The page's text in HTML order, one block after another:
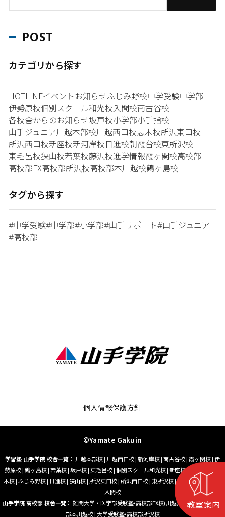
教室案内
POST
カテゴリから探す
HOTLINEイベントお知らせふじみ野校中学受験中学部
伊勢原校個別スクール和光校入間校南古谷校
各校舎からのお知らせ坂戸校小学部小手指校
山手ジュニア川越本部校川越西口校志木校所沢東口校
所沢西口校新座校新河岸校日進校朝霞台校東所沢校
東毛呂校狭山校若葉校藤沢校進学情報霞ヶ関校高校部
高校部EX高校部所沢校高校部本川越校鶴ヶ島校
タグから探す
#中学受験#中学部#小学部#山手サポート#山手ジュニア
#高校部
個人情報保護方針
©Yamate Gakuin
学習塾 山手学院 校舎一覧： 川越本部校| 川越西口校|新河岸校|南古谷校| 霞ヶ関校|伊
勢原校|鶴ヶ島校|若葉校|坂戸校| 東毛呂校|個別スクール和光校|新座校|
木校|ふじみ野校| 日進校|狭山校| 所沢東口校| 所沢西口校| 東所沢校|小手指校|
入間校
山手学院 高校部 校舎一覧： 難関大学・医学部受験塾‣高校部EX校(川越)|
大学受験塾‣高校
部本川越校| 大学受験塾‣高校部所沢校